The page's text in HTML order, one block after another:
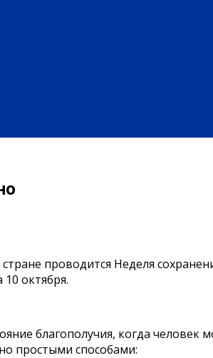
проводится Неделя
октября.
благополучия, когда
простыми способами: